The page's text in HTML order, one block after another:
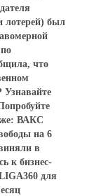
лотерей) был
что
Узнавайте
ВАКС
на 6
в
к бизнес-
для